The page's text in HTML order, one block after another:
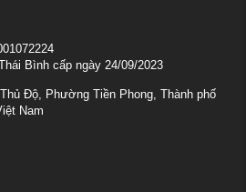
Bình cấp ngày 24/09/2023
Độ, Phường Tiền Phong, Thành phố
Nam